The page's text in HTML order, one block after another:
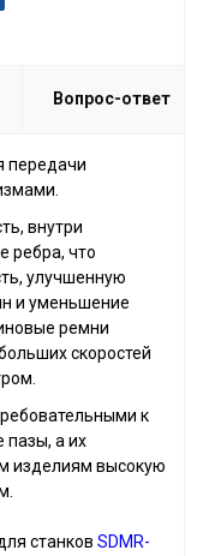
Вопрос-ответ
передачи
внутри
ребра, что
улучшенную
и уменьшение
ремни
скоростей
к
пазы, а их
изделиям высокую
станков SDMR-